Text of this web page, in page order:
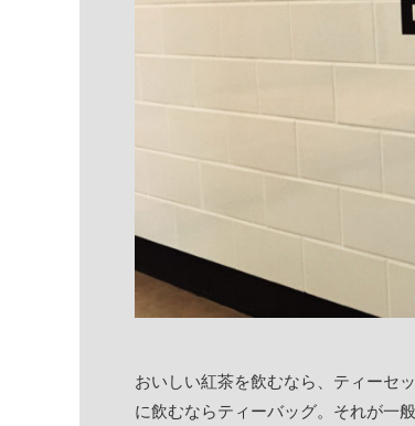
おいしい紅茶を飲むなら、ティーセ
に飲むならティーバッグ。それが一